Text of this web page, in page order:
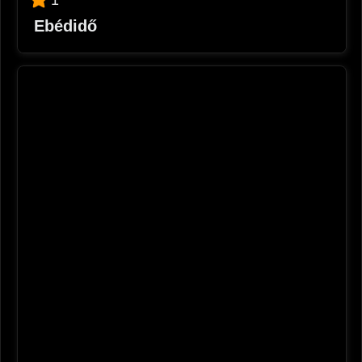
Ebédidő